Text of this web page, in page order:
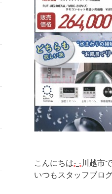
こんにちは
川越市
いつもスタッフブロ